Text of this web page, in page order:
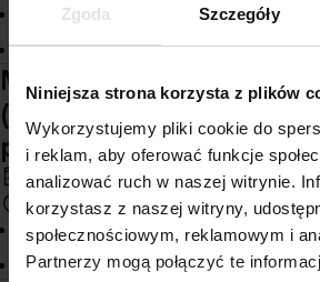
Zgoda Szczegóły
Niniejsza strona korzysta z plików
Wykorzystujemy pliki cookie do
i reklam, aby oferować funkcje
analizować ruch w naszej witrynie.
korzystasz z naszej witryny,
społecznościowym, reklamowym i
Partnerzy mogą połączyć te
Debugowanie
Testy jednostkowe
Moduł: Programowanie
(wielowątkowe i
programowanie
moduł 17
9 h
Wątki
Procesy